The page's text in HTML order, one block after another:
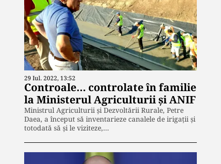
29 Iul. 2022, 13:52
Controale… controlate în familie
la Ministerul Agriculturii și ANIF
Ministrul Agriculturii și Dezvoltării Rurale, Petre
Daea, a început să inventarieze canalele de irigații și
totodată să și le viziteze,…